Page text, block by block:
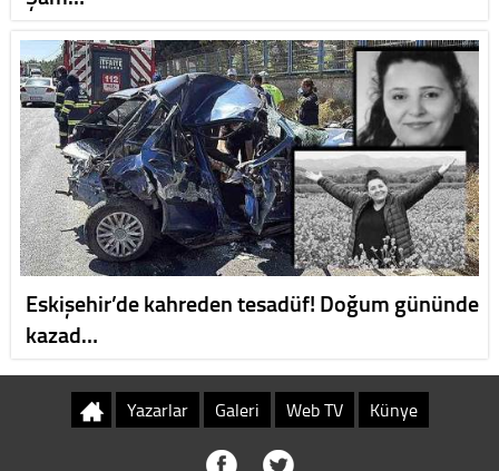
Eskişehir’de kahreden tesadüf! Doğum gününde
kazad…
Yazarlar Galeri Web TV Künye